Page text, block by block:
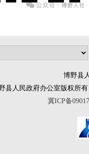
博野县
人民政府办公室版权所有
冀ICP备